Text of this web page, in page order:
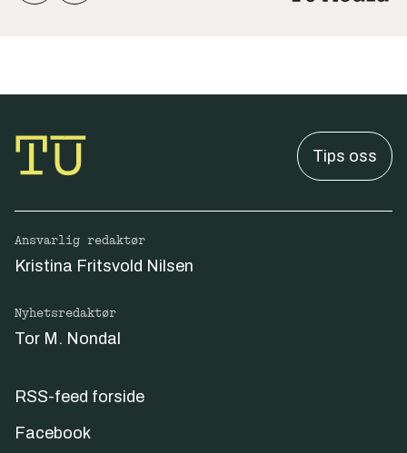
Tips oss
Ansvarlig redaktør
Kristina Fritsvold Nilsen
Nyhetsredaktør
Tor M. Nondal
RSS-feed forside
Facebook